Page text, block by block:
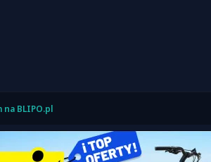
BLIPO.pl